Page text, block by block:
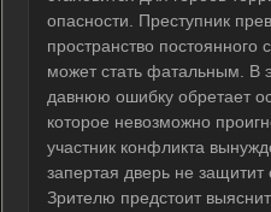
опасности. Преступник
пространство постоянного
может стать фатальным. В
давнюю ошибку обретает
которое невозможно
участник конфликта
запертая дверь не защитит
Зрителю предстоит